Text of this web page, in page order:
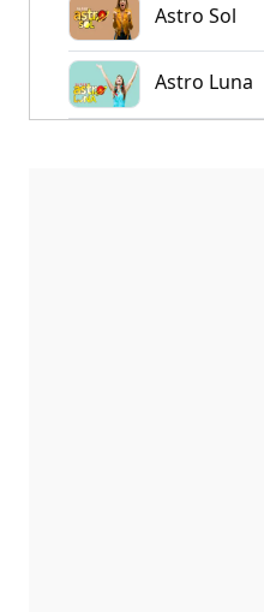
Astro Sol
Astro Luna